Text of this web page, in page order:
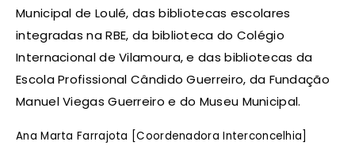
Municipal de Loulé, das bibliotecas escolares
integradas na RBE, da biblioteca do Colégio
Internacional de Vilamoura, e das bibliotecas da
Escola Profissional Cândido Guerreiro, da Fundação
Manuel Viegas Guerreiro e do Museu Municipal.
Ana Marta Farrajota [Coordenadora Interconcelhia]